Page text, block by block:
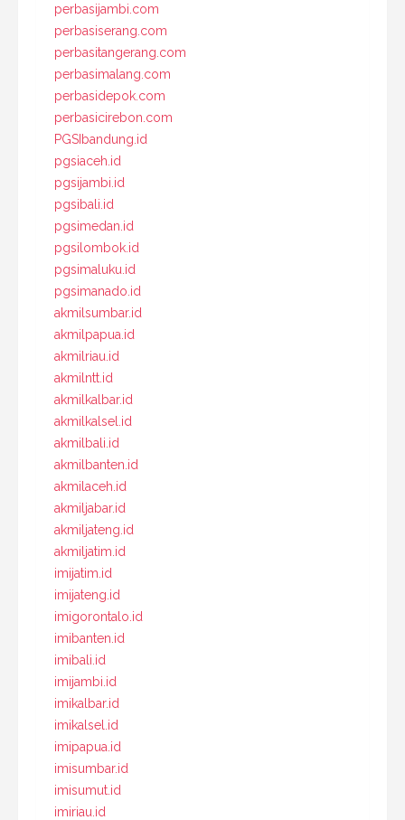
perbasijambi.com
perbasiserang.com
perbasitangerang.com
perbasimalang.com
perbasidepok.com
perbasicirebon.com
PGSIbandung.id
pgsiaceh.id
pgsijambi.id
pgsibali.id
pgsimedan.id
pgsilombok.id
pgsimaluku.id
pgsimanado.id
akmilsumbar.id
akmilpapua.id
akmilriau.id
akmilntt.id
akmilkalbar.id
akmilkalsel.id
akmilbali.id
akmilbanten.id
akmilaceh.id
akmiljabar.id
akmiljateng.id
akmiljatim.id
imijatim.id
imijateng.id
imigorontalo.id
imibanten.id
imibali.id
imijambi.id
imikalbar.id
imikalsel.id
imipapua.id
imisumbar.id
imisumut.id
imiriau.id